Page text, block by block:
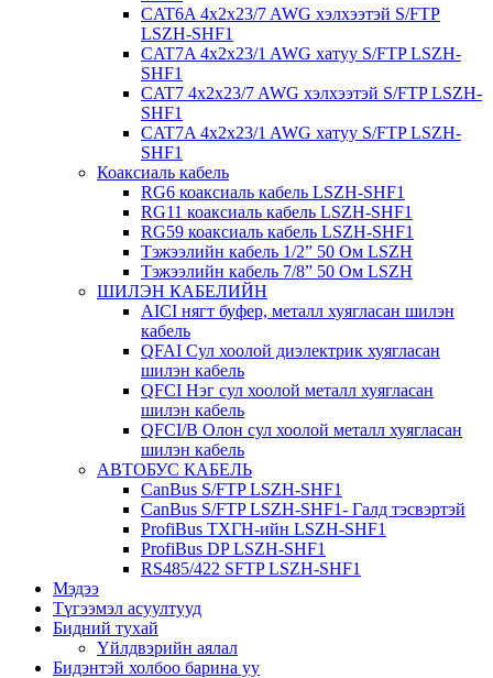
CAT6A 4x2x23/7 AWG хэлхээтэй S/FTP
LSZH-SHF1
CAT7A 4x2x23/1 AWG хатуу S/FTP LSZH-
SHF1
CAT7 4x2x23/7 AWG хэлхээтэй S/FTP LSZH-
SHF1
CAT7A 4x2x23/1 AWG хатуу S/FTP LSZH-
SHF1
Коаксиаль кабель
RG6 коаксиаль кабель LSZH-SHF1
RG11 коаксиаль кабель LSZH-SHF1
RG59 коаксиаль кабель LSZH-SHF1
Тэжээлийн кабель 1/2” 50 Ом LSZH
Тэжээлийн кабель 7/8” 50 Ом LSZH
ШИЛЭН КАБЕЛИЙН
AICI нягт буфер, металл хуягласан шилэн
кабель
QFAI Сул хоолой диэлектрик хуягласан
шилэн кабель
QFCI Нэг сул хоолой металл хуягласан
шилэн кабель
QFCI/B Олон сул хоолой металл хуягласан
шилэн кабель
АВТОБУС КАБЕЛЬ
CanBus S/FTP LSZH-SHF1
CanBus S/FTP LSZH-SHF1- Галд тэсвэртэй
ProfiBus ТХГН-ийн LSZH-SHF1
ProfiBus DP LSZH-SHF1
RS485/422 SFTP LSZH-SHF1
Мэдээ
Түгээмэл асуултууд
Бидний тухай
Үйлдвэрийн аялал
Бидэнтэй холбоо барина уу